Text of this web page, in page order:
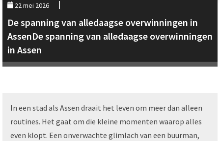
22 mei 2026
De spanning van alledaagse overwinningen in
AssenDe spanning van alledaagse overwinningen
in Assen
In een stad als Assen draait het leven om meer dan alleen
routines. Het gaat om die kleine momenten waarop alles
even klopt. Een onverwachte glimlach van een buurman,